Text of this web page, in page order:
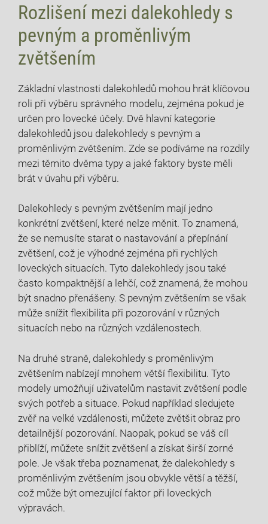
Rozlišení mezi dalekohledy s
pevným a proměnlivým
zvětšením
Základní vlastnosti dalekohledů mohou hrát klíčovou
roli při výběru správného modelu, zejména pokud je
určen pro lovecké účely. Dvě hlavní kategorie
dalekohledů jsou dalekohledy s pevným a
proměnlivým zvětšením. Zde se podíváme na rozdíly
mezi těmito dvěma typy a jaké faktory byste měli
brát v úvahu při výběru.
Dalekohledy s pevným zvětšením mají jedno
konkrétní zvětšení, které nelze měnit. To znamená,
že se nemusíte starat o nastavování a přepínání
zvětšení, což je výhodné zejména při rychlých
loveckých situacích. Tyto dalekohledy jsou také
často kompaktnější a lehčí, což znamená, že mohou
být snadno přenášeny. S pevným zvětšením se však
může snížit flexibilita při pozorování v různých
situacích nebo na různých vzdálenostech.
Na druhé straně, dalekohledy s proměnlivým
zvětšením nabízejí mnohem větší flexibilitu. Tyto
modely umožňují uživatelům nastavit zvětšení podle
svých potřeb a situace. Pokud například sledujete
zvěř na velké vzdálenosti, můžete zvětšit obraz pro
detailnější pozorování. Naopak, pokud se váš cíl
přiblíží, můžete snížit zvětšení a získat širší zorné
pole. Je však třeba poznamenat, že dalekohledy s
proměnlivým zvětšením jsou obvykle větší a těžší,
což může být omezující faktor při loveckých
výpravách.